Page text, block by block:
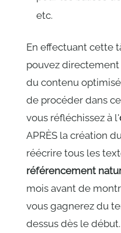
etc.
En effectuant cette
pouvez
du contenu
de procéder dans
vous réfléchissez à l'
APRÈS la création
réécrire tous les
référencement
mois avant de
vous gagnerez du
dessus dès le début.